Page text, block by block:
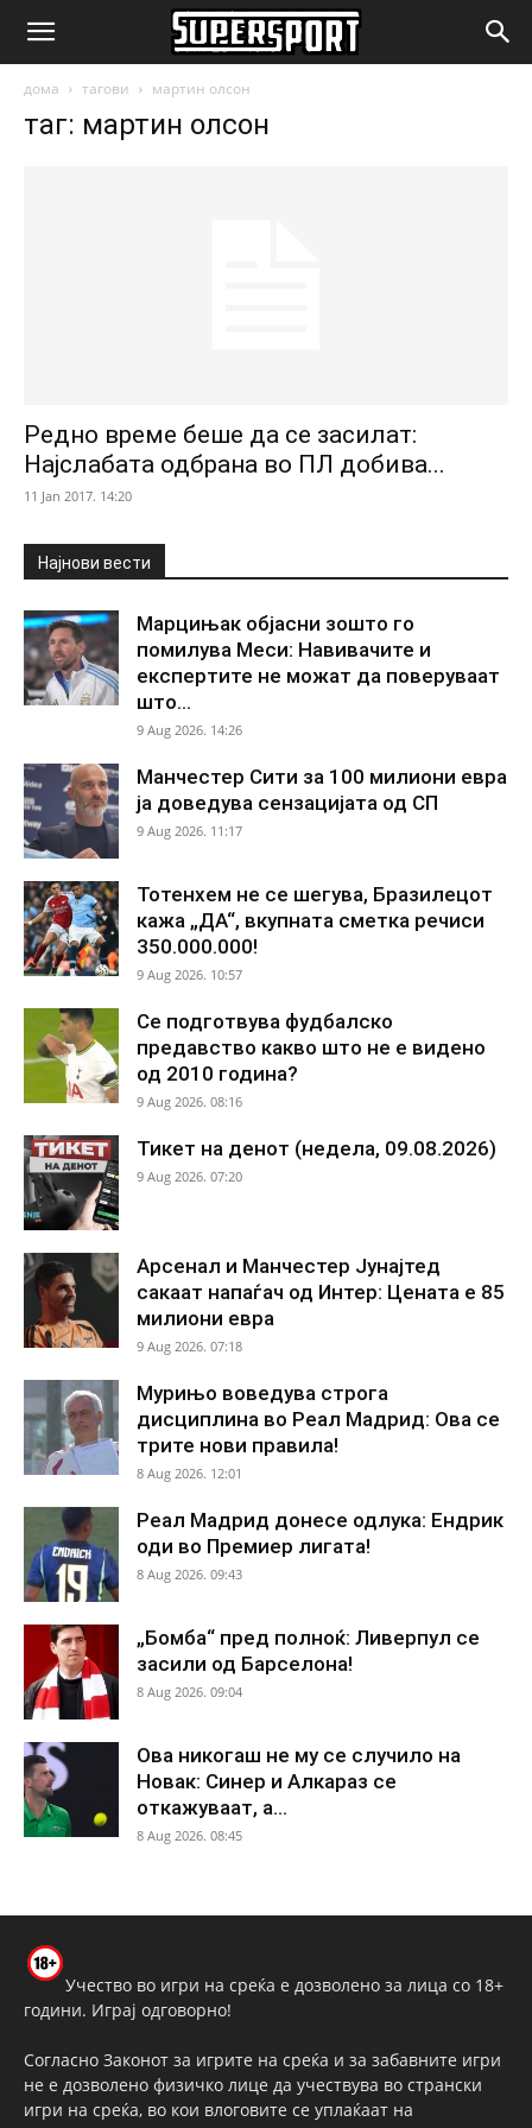
SuperSport.mk
дома тагови мартин олсон
таг: мартин олсон
Редно време беше да се засилат:
Најслабата одбрана во ПЛ добива...
11 Jan 2017. 14:20
Најнови вести
Марцињак објасни зошто го
помилува Меси: Навивачите и
експертите не можат да поверуваат
што...
9 Aug 2026. 14:26
Манчестер Сити за 100 милиони евра
ја доведува сензацијата од СП
9 Aug 2026. 11:17
Тотенхем не се шегува, Бразилецот
кажа „ДА“, вкупната сметка речиси
350.000.000!
9 Aug 2026. 10:57
Се подготвува фудбалско
предавство какво што не е видено
од 2010 година?
9 Aug 2026. 08:16
Тикет на денот (недела, 09.08.2026)
9 Aug 2026. 07:20
Арсенал и Манчестер Јунајтед
сакаат напаѓач од Интер: Цената е 85
милиони евра
9 Aug 2026. 07:18
Мурињо воведува строга
дисциплина во Реал Мадрид: Ова се
трите нови правила!
8 Aug 2026. 12:01
Реал Мадрид донесе одлука: Ендрик
оди во Премиер лигата!
8 Aug 2026. 09:43
„Бомба“ пред полноќ: Ливерпул се
засили од Барселона!
8 Aug 2026. 09:04
Ова никогаш не му се случило на
Новак: Синер и Алкараз се
откажуваат, а...
8 Aug 2026. 08:45
Учество во игри на среќа е дозволено за лица со 18+
години. Играј одговорно!
Согласно Законот за игрите на среќа и за забавните игри
не е дозволено физичко лице да учествува во странски
игри на среќа, во кои влоговите се уплаќаат на